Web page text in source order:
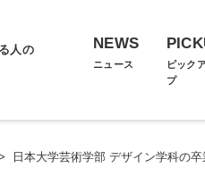
人の
NEWS
ニュース
ピック
プ
日本大学芸術学部 デザイン学科の